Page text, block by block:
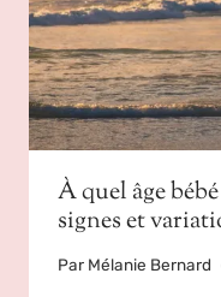
À quel âge
signes et
Par Mélanie Bernard